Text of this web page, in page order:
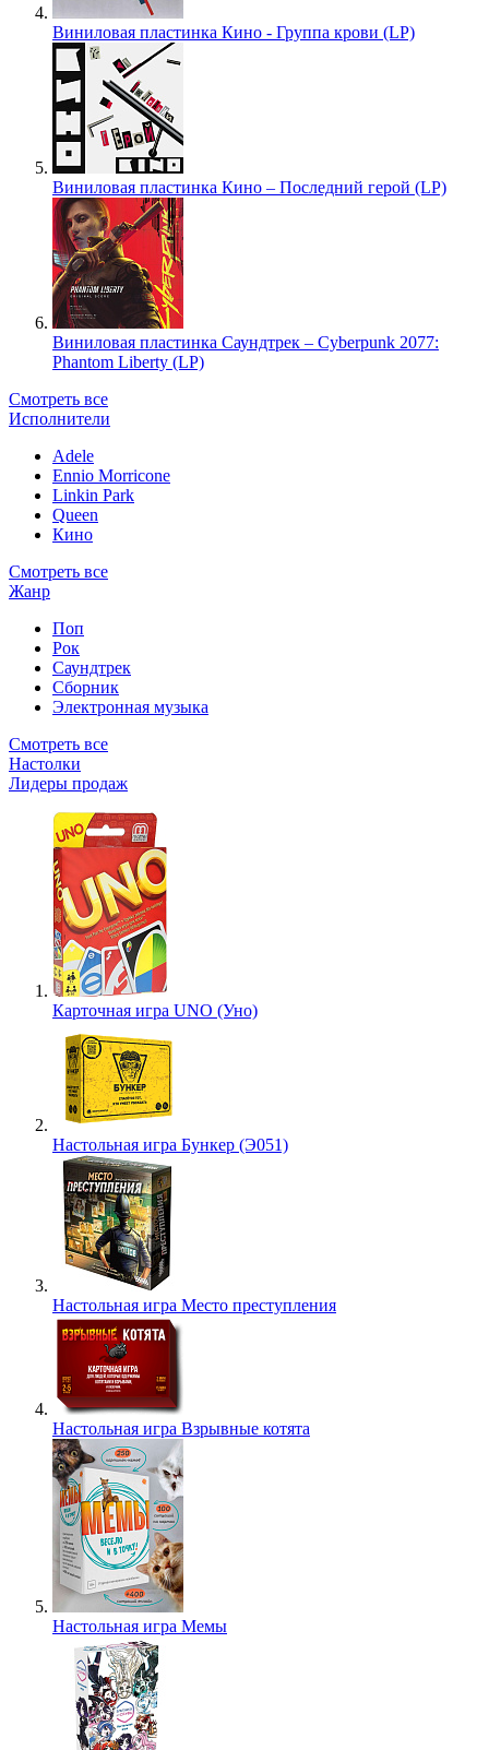
Виниловая пластинка Кино - Группа крови (LP)
Виниловая пластинка Кино – Последний герой (LP)
Виниловая пластинка Саундтрек – Cyberpunk 2077:
Phantom Liberty (LP)
Смотреть все
Исполнители
Adele
Ennio Morricone
Linkin Park
Queen
Кино
Смотреть все
Жанр
Поп
Рок
Саундтрек
Сборник
Электронная музыка
Смотреть все
Настолки
Лидеры продаж
Карточная игра UNO (Уно)
Настольная игра Бункер (Э051)
Настольная игра Место преступления
Настольная игра Взрывные котята
Настольная игра Мемы